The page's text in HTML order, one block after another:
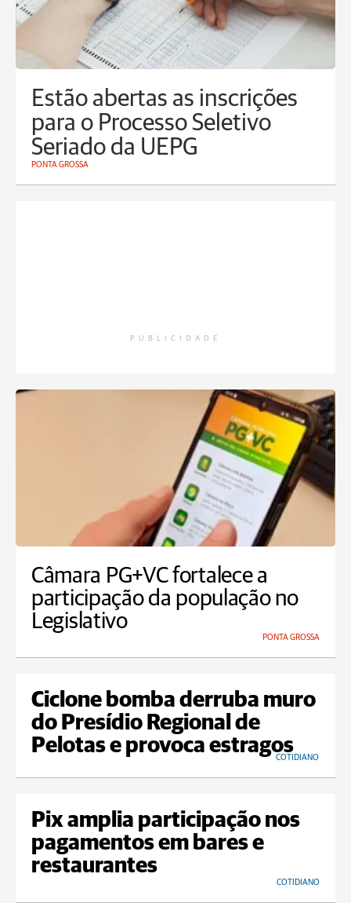
Estão abertas as inscrições
para o Processo Seletivo
Seriado da UEPG
PONTA GROSSA
PUBLICIDADE
Câmara PG+VC fortalece a
participação da população no
Legislativo
PONTA GROSSA
Ciclone bomba derruba muro
do Presídio Regional de
Pelotas e provoca estragos
COTIDIANO
Pix amplia participação nos
pagamentos em bares e
restaurantes
COTIDIANO